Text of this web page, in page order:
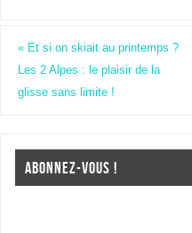
«Et si on skiait au printemps ?
Les 2 Alpes : le plaisir de la
glisse sans limite !
ABONNEZ-VOUS !